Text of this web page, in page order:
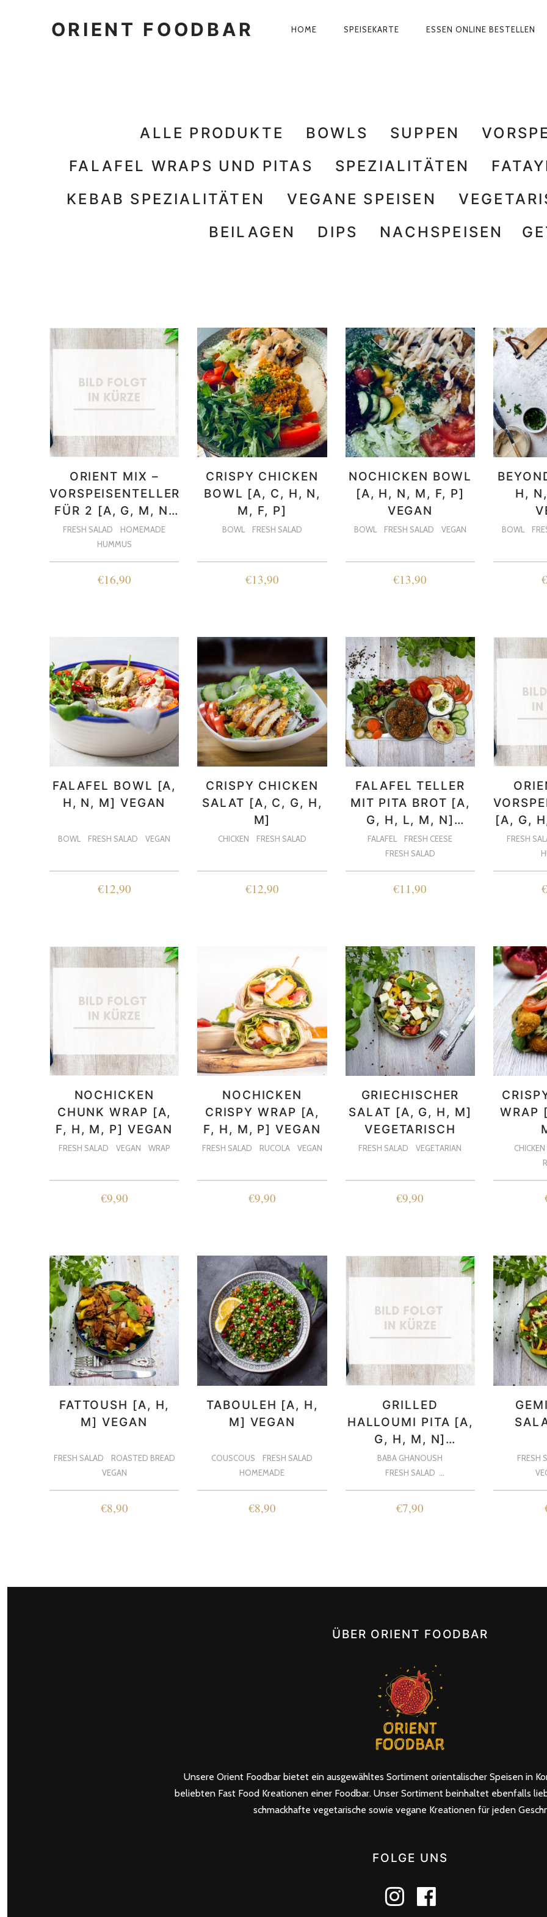
ORIENT FOODBAR
PRIMÄR-
HOME SPEISEKARTE ESSEN ONLINE BESTELLEN
ALLE PRODUKTE BOWLS SUPPEN
FALAFEL WRAPS UND PITAS
SPEZIALITÄTEN
KEBAB SPEZIALITÄTEN
VEGANE SPEISEN
BEILAGEN
DIPS NACHSPEISEN
ORIENT MIX –
VORSPEISENTELLER
FÜR 2 [A, G, M, N]
VEGAN ODER
VEGETARISCH
FRESH SALAD
HOMEMADE
HUMMUS
€16,90
CRISPY CHICKEN
BOWL [A, C, H, N,
M, F, P]
BOWL FRESH SALAD
€13,90
NOCHICKEN BOWL
[A, H, N, M, F, P]
VEGAN
BOWL FRESH SALAD VEGAN
€13,90
H,
BOWL
€
FALAFEL BOWL [A,
H, N, M] VEGAN
BOWL FRESH SALAD VEGAN
€12,90
CRISPY CHICKEN
SALAT [A, C, G, H,
M]
CHICKEN FRESH SALAD
€12,90
FALAFEL TELLER
MIT PITA BROT [A,
G, H, L, M, N]
VEGAN ODER
VEGETARISCH
FALAFEL
FRESH CEESE
FRESH SALAD
€11,90
[A, G,
FRESH
€
NOCHICKEN
CHUNK WRAP [A,
F, H, M, P] VEGAN
FRESH SALAD VEGAN WRAP
€9,90
NOCHICKEN
CRISPY WRAP [A,
F, H, M, P] VEGAN
FRESH SALAD RUCOLA VEGAN
€9,90
GRIECHISCHER
SALAT [A, G, H, M]
VEGETARISCH
FRESH SALAD VEGETARIAN
€9,90
WRAP
CHICKEN
FATTOUSH [A, H,
M] VEGAN
FRESH SALAD
ROASTED BREAD
VEGAN
€8,90
TABOULEH [A, H,
M] VEGAN
COUSCOUS
FRESH SALAD
HOMEMADE
€8,90
GRILLED
HALLOUMI PITA [A,
G, H, M, N]
VEGETARISCH
BABA GHANOUSH
FRESH SALAD
€7,90
FRESH
ÜBER ORIENT FOODBAR
Unsere Orient Foodbar bietet ein ausgewähltes Sortiment orientalischer Speisen in
beliebten Fast Food Kreationen einer Foodbar. Unser Sortiment beinhaltet ebenfalls
schmackhafte vegetarische sowie vegane Kreationen für jeden
FOLGE UNS
instagram
facebook